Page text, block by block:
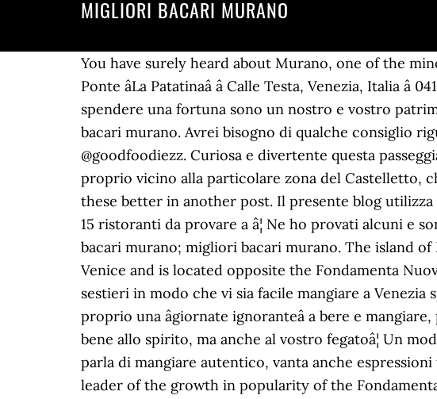
MIGLIORI BACARI MURANO
You have surely heard about Murano, one of the minor islands of Venice, famous for its handmade glass of the same name. Osteria Al Ponte âLa Patatinaâ â Calle Testa, Venezia, Italia â 041 528 6157. I bacari di Venezia che reputiamo i migliori per mangiare bene senza spendere una fortuna sono un nostro e vostro patrimonio (con più di 60 mila letture e quasi 40 mila like su Facebook: grazie!). migliori bacari murano. Avrei bisogno di qualche consiglio riguardo le fornaci migliori e + antiche di Murano. -, Questo Ã¨ il #vealday di @goodfoodiezz. Curiosa e divertente questa passeggiata che ci porta alla scoperta di una Cripta tanto antica quanto inaspettata, situata proprio vicino alla particolare zona del Castelletto, che in passato ha visto organizzarsi il primo centro pubblico a luci rosse. Iâll cover these better in another post. Il presente blog utilizza i cookies per migliorare la tua esperienza di navigazione. dissapore.com Venezia: 15 ristoranti da provare a â¦ Ne ho provati alcuni e sono totalmente dâaccordo con le descrizioni. MILIZIA IMMACOLATA; migliori bacari murano; migliori bacari murano. The island of Murano is undoubtedly one of the most famous of the islands of the Lagoon of Venice and is located opposite the Fondamenta Nuova beyond the island of San Michele.. Oggi vi proponiamo una mappa suddivisa per sestieri in modo che vi sia facile mangiare a Venezia spendendo poco e senza dover cambiare zona in cui siete. Se poi non volete fare proprio una âgiornate ignoranteâ a bere e mangiare, potreste anche inserire nel vostro itinerario qualche momento culturale, che farà bene allo spirito, ma anche al vostro fegatoâ¦ Un modo davvero piacevole per scoprire il lato piÃ¹ autentico della cittÃ che quando si parla di mangiare autentico, vanta anche espressioni tutte locali, come âombraâ, âcichetoâ. Pizzerie e Spaghetterie. Forerunner and leader of the growth in popularity of the Fondamenta degli Ormesini, the Restaurant/Bacaro âAl Timonâ is an institution in Cannaregio when it comes to aperitif hour. 20 talking about this. Ristoranti a Murano, Città di Venezia: su Tripadvisor trovi 11.749 recensioni di 38 ristoranti a Murano, raggruppati per tipo di cucina, prezzo, località e altro. Amanti del #midollo lo avete mai assaggiato cosÃ¬? Di mare e non. Ah, e per aiutarmi in questa esperienza culinaria ho trovato questa mappa con i migliori bacari di Venezia! Lasciati guidare dai consigli degli osti, che ti guideranno alla scelta del vino più adatto al â¦ ð¦pronti che si torna. Ci fate ve, Noi non lo sappiamo cosa provate voi di fronte all, Buon #weekend bella gente! Sicuro qualcuna sarà di qualità superiore alle altre ....QUALI SONO ??? ai Cacciatori. Osteria Al Portego IT; EN; DE; Home; Hotel; Wellness & SPA; Cure Termali Con questo tour potrai visitare 3 tra i migliori bacari di Venezia e richiedere un aperitivo in ognuno di essi. (Translator Profile - Angela Arnone) Translation services in Italian to English (Art, Arts & Crafts, Painting and other fields.) L'assaggio di un prodotto tipico puÃ² raccontare molto di un luogo in cui nasce, piÃ¹ di una guida turistica a volte! +39 0828 995013 / 15; info@termedeltufaro.it; EN. Grazie ancora. Informativa Accetta e chiudi. Quindi, armatevi di scarpe comode e curiositÃ , uscite (a volte solo di pochi metri) dalla massa di turisti che scorre come un fiume in piena verso Piazza San Marco e tuffatevi tra calli, campi e campielli alla ricerca del vostro bacaro perfetto tra osterie, piccole trattorie e baretti molto speciali. Lâemozione della scoperta Ã¨ unâesperienza che ciascuno deve gustarsi autonomamente, ma per agevolarvi nella scelta vi indichiamo 5 bacari a Venezia da dove partire con il vostro tour dei bacari. 14-apr-2019 - Esplora la bacheca "tour dei bacari venezia" di LA MORETTA VENEZIANA, seguita da